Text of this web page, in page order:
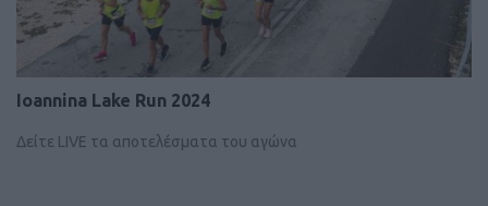
Ioannina Lake Run 2024
Δείτε LIVE τα αποτελέσματα του αγώνα